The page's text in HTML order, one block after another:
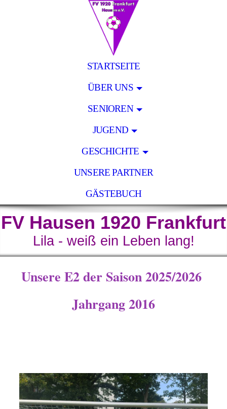
STARTSEITE
ÜBER UNS
SENIOREN
JUGEND
GESCHICHTE
UNSERE PARTNER
GÄSTEBUCH
FV Hausen 1920 Frankfurt
Lila - weiß ein Leben lang!
Unsere E2 der Saison 2025/2026
Jahrgang 2016